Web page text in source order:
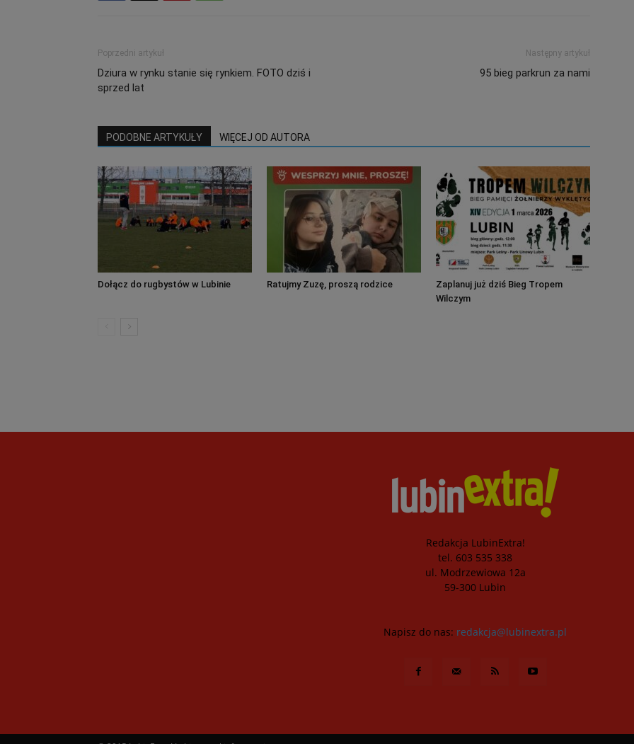
Poprzedni artykuł
Dziura w rynku stanie się rynkiem. FOTO dziś i
sprzed lat
Następny artykuł
95 bieg parkrun za nami
PODOBNE ARTYKUŁY WIĘCEJ OD AUTORA
Dołącz do rugbystów w Lubinie Ratujmy Zuzę, proszą rodzice
Zaplanuj już dziś Bieg Tropem
Wilczym
Redakcja LubinExtra!
tel. 603 535 338
ul. Modrzewiowa 12a
59-300 Lubin
Napisz do nas: redakcja@lubinextra.pl